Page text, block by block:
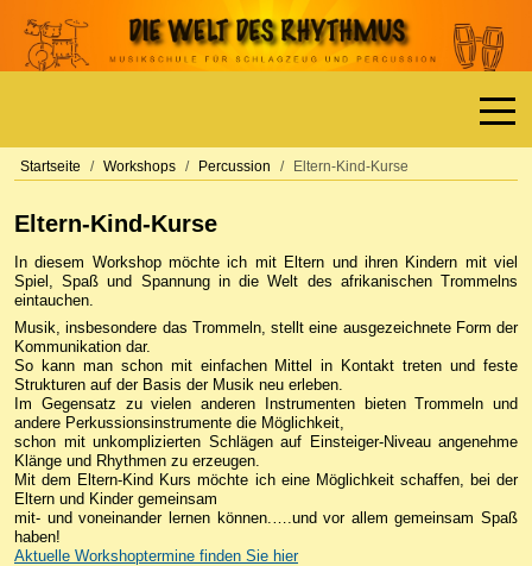
Off-
Startseite Workshops Percussion Eltern-Kind-Kurse
Eltern-Kind-Kurse
In diesem Workshop möchte ich mit Eltern und ihren Kindern mit viel
Spiel, Spaß und Spannung in die Welt des afrikanischen Trommelns
eintauchen.
Musik, insbesondere das Trommeln, stellt eine ausgezeichnete Form der
Kommunikation dar.
So kann man schon mit einfachen Mittel in Kontakt treten und feste
Strukturen auf der Basis der Musik neu erleben.
Im Gegensatz zu vielen anderen Instrumenten bieten Trommeln und
andere Perkussionsinstrumente die Möglichkeit,
schon mit unkomplizierten Schlägen auf Einsteiger-Niveau angenehme
Klänge und Rhythmen zu erzeugen.
Mit dem Eltern-Kind Kurs möchte ich eine Möglichkeit schaffen, bei der
Eltern und Kinder gemeinsam
mit- und voneinander lernen können.….und vor allem gemeinsam Spaß
haben!
Aktuelle Workshoptermine finden Sie hier